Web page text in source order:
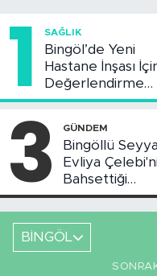
1 SAĞLIK
Bingöl’de Yeni
Hastane İnşası
Değerlendirme
Toplantısı Yapıldı
3 GÜNDEM
Bingöllü
Evliya
Bahsettiği
Bingöl'deki O
Yeri
BİNGÖL